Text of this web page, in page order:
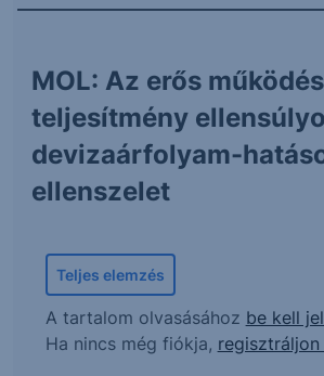
MOL: Az erős
teljesítmény
devizaárfolyam-
ellenszelet
Teljes elemzés
A tartalom olvasásához be kell
Ha nincs még fiókja, regisztráljon